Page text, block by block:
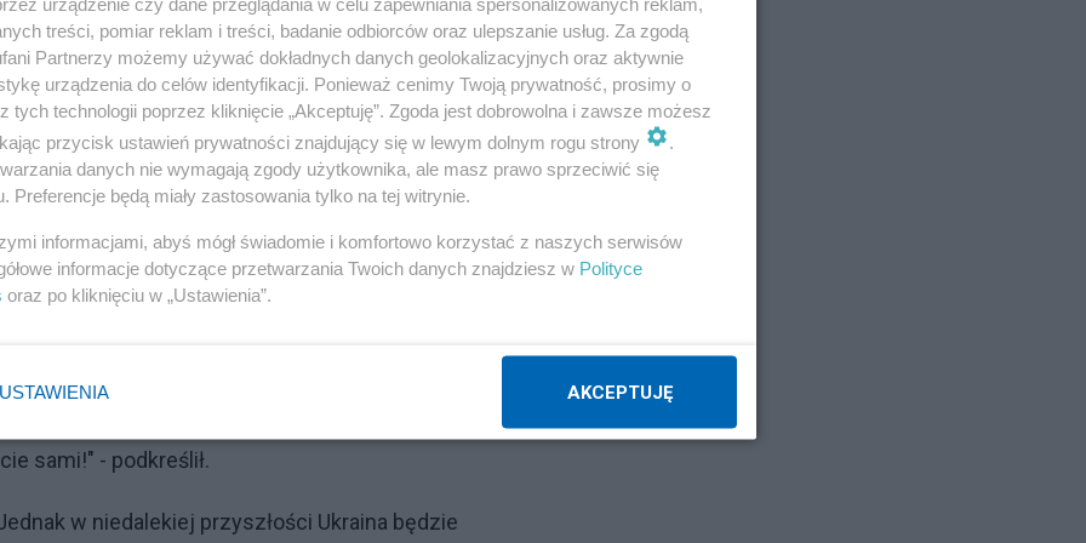
ma znaczenie symboliczne. "Polska jest krajem
- powiedział prezydent.
"Jest on przykładem prawdziwego przywódcy i
jest kolejnym znakiem międzynarodowej jedności.
demokrację i prawo do samostanowienia" - dodał.
staje w obronie nas. Ukraińcy walczą nie tylko o
Skierował też słowa do Ukraińców w oblężonych
sami!" - podkreślił.
w niedalekiej przyszłości Ukraina będzie
treści, pomiar reklam i treści, badanie odbiorców oraz ulepszanie usług. Za zgodą
Partnerzy możemy używać dokładnych danych geolokalizacyjnych oraz aktywnie
urządzenia do celów identyfikacji. Ponieważ cenimy Twoją prywatność, prosimy o
tych technologii poprzez kliknięcie „Akceptuję”. Zgoda jest dobrowolna i zawsze możesz
przycisk ustawień prywatności znajdujący się w lewym dolnym rogu strony
.
danych nie wymagają zgody użytkownika, ale masz prawo sprzeciwić się
Preferencje będą miały zastosowania tylko na tej witrynie.
informacjami, abyś mógł świadomie i komfortowo korzystać z naszych serwisów
informacje dotyczące przetwarzania Twoich danych znajdziesz w Polityce
oraz po kliknięciu w „Ustawienia”.
USTAWIENIA AKCEPTUJĘ